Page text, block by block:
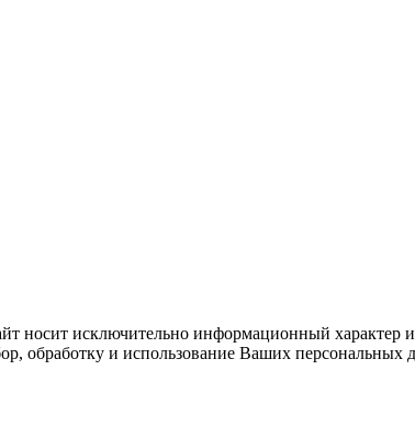
носит исключительно информационный характер
обработку и использование Ваших персональных